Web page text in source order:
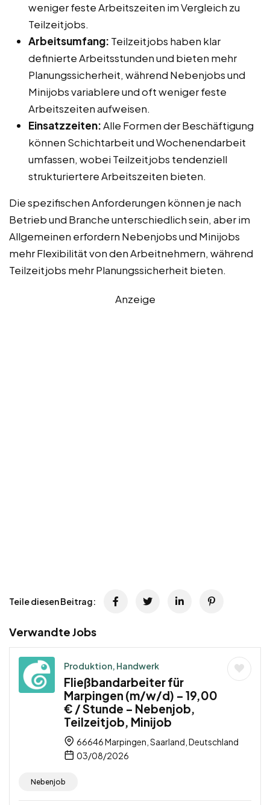
weniger feste Arbeitszeiten im Vergleich zu
Teilzeitjobs.
Arbeitsumfang: Teilzeitjobs haben klar
definierte Arbeitsstunden und bieten mehr
Planungssicherheit, während Nebenjobs und
Minijobs variablere und oft weniger feste
Arbeitszeiten aufweisen.
Einsatzzeiten:Alle Formen der Beschäftigung
können Schichtarbeit und Wochenendarbeit
umfassen, wobei Teilzeitjobs tendenziell
strukturiertere Arbeitszeiten bieten.
Die spezifischen Anforderungen können je nach
Betrieb und Branche unterschiedlich sein, aber im
Allgemeinen erfordern Nebenjobs und Minijobs
mehr Flexibilität von den Arbeitnehmern, während
Teilzeitjobs mehr Planungssicherheit bieten.
Anzeige
Teile diesen Beitrag:
Verwandte Jobs
Produktion, Handwerk
Fließbandarbeiter für
Marpingen (m/w/d) – 19,00
€ / Stunde – Nebenjob,
Teilzeitjob, Minijob
66646 Marpingen, Saarland, Deutschland
03/08/2026
Nebenjob